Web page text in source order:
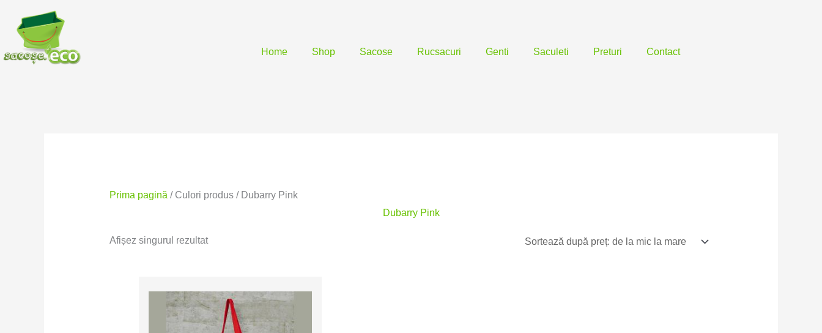
content
Home Shop Sacose Rucsacuri Genti Saculeti Preturi Contact
Prima pagină / Culori produs / Dubarry Pink
Dubarry Pink
Afișez singurul rezultat